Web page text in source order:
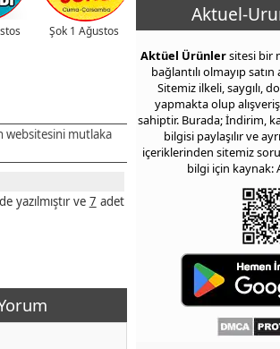
Şok 1 Ağustos
websitesini mutlaka
yazılmıştır ve 7 adet
Aktuel-
Aktüel Ürünlersitesi bir
bağlantılı olmayıp
Sitemiz ilkeli, saygılı,
yapmakta olup
sahiptir. Burada; İndirim,
bilgisi paylaşılır ve
içeriklerinden sitemiz
bilgi için kaynak: